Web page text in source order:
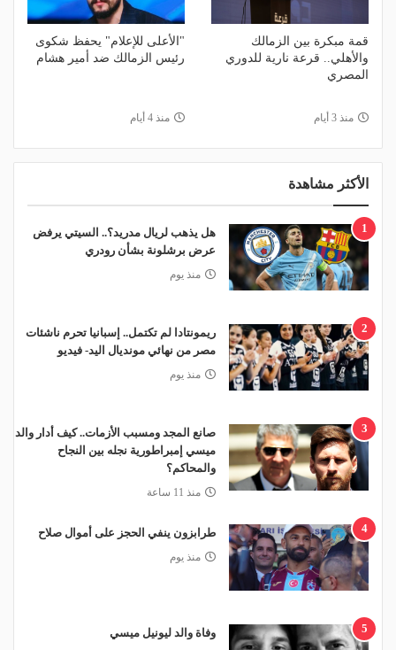
قمة مبكرة بين الزمالك
والأهلي.. قرعة نارية للدوري
المصري
منذ 3 أيام
"الأعلى للإعلام" يحفظ شكوى
رئيس الزمالك ضد أمير هشام
منذ 4 أيام
الأكثر مشاهدة
1
هل يذهب لريال مدريد؟.. السيتي يرفض
عرض برشلونة بشأن رودري
منذ يوم
2
ريمونتادا لم تكتمل.. إسبانيا تحرم ناشئات
مصر من نهائي مونديال اليد- فيديو
منذ يوم
3
صانع المجد ومسبب الأزمات.. كيف أدار والد
ميسي إمبراطورية نجله بين النجاح
والمحاكم؟
منذ 11 ساعة
4 طرابزون ينفي الحجز على أموال صلاح
منذ يوم
5 وفاة والد ليونيل ميسي